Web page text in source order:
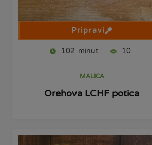
Pripravi
102 minut 10
MALICA
Orehova LCHF potica